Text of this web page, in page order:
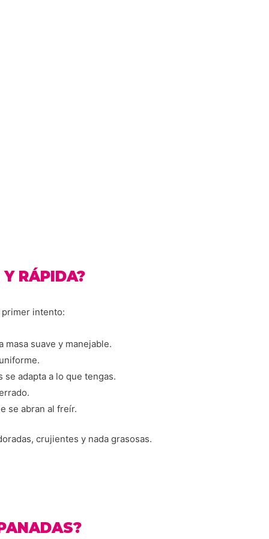
RÁPIDA?
primer intento:
masa suave y manejable.
adapta a lo que tengas.
se abran al freír.
crujientes y nada grasosas.